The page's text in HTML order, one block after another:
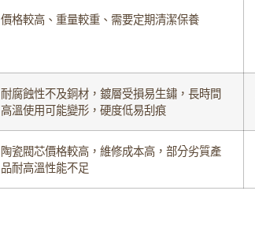
價格較高、重量較重、需要定期清潔保養
耐腐蝕性不及銅材，鍍層受損易生鏽，長時間
高溫使用可能變形，硬度低易刮痕
陶瓷閥芯價格較高，維修成本高，部分劣質產
品耐高溫性能不足